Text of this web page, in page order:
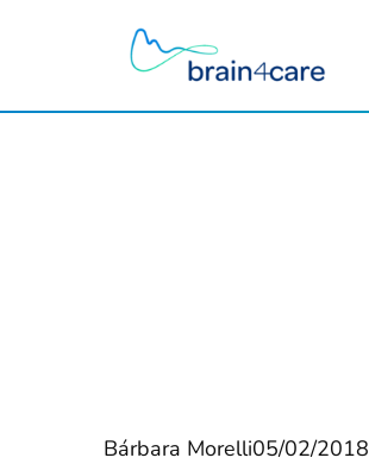
Bárbara Morelli05/02/2018